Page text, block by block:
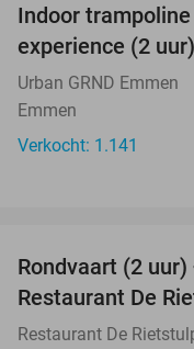
Indoor
experience (2
Urban GRND Emmen
Emmen
Verkocht: 1.141
Rondvaart (2
Restaurant De
Restaurant De